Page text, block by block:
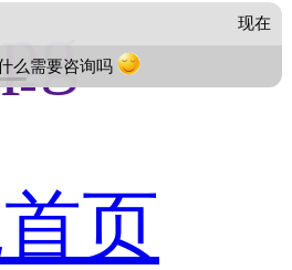
页
现在
么需要咨询吗